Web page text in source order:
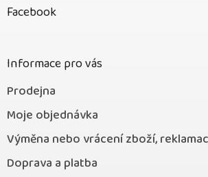
Facebook
Informace pro vás
Prodejna
Moje objednávka
Výměna nebo vrácení zboží,
Doprava a platba